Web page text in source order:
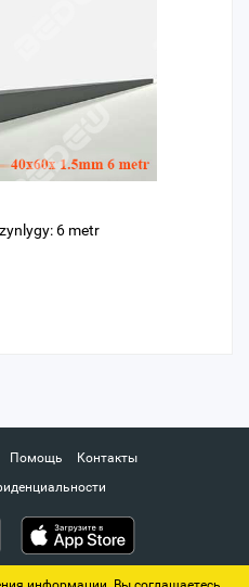
6 metr
Помощь
Контакты